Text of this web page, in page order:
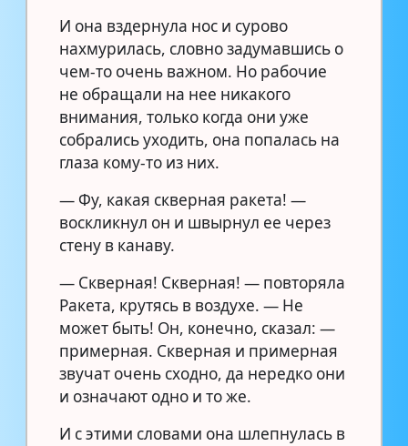
И она вздернула нос и сурово
нахмурилась, словно задумавшись о
чем-то очень важном. Но рабочие
не обращали на нее никакого
внимания, только когда они уже
собрались уходить, она попалась на
глаза кому-то из них.
— Фу, какая скверная ракета! —
воскликнул он и швырнул ее через
стену в канаву.
— Скверная! Скверная! — повторяла
Ракета, крутясь в воздухе. — Не
может быть! Он, конечно, сказал: —
примерная. Скверная и примерная
звучат очень сходно, да нередко они
и означают одно и то же.
И с этими словами она шлепнулась в